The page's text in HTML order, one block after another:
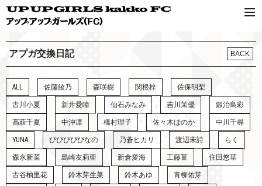
アプガ交換日記 BACK
ALL 佐藤綾乃 森咲樹 関根梓 佐保明梨
古川小夏 新井愛瞳 仙石みなみ 吉川茉優 鍛治島彩
高萩千夏 中沖凛 橋村理子 佐々木ほのか 中川千尋
YUNA ぴぴぴぴぴなの 乃蒼ヒカリ 渡辺未詩 らく
森永新菜 島崎友莉亜 新倉愛海 工藤菫 住田悠華
古谷柚里花 鈴木芽生菜 鈴木あゆ 青柳佑芽